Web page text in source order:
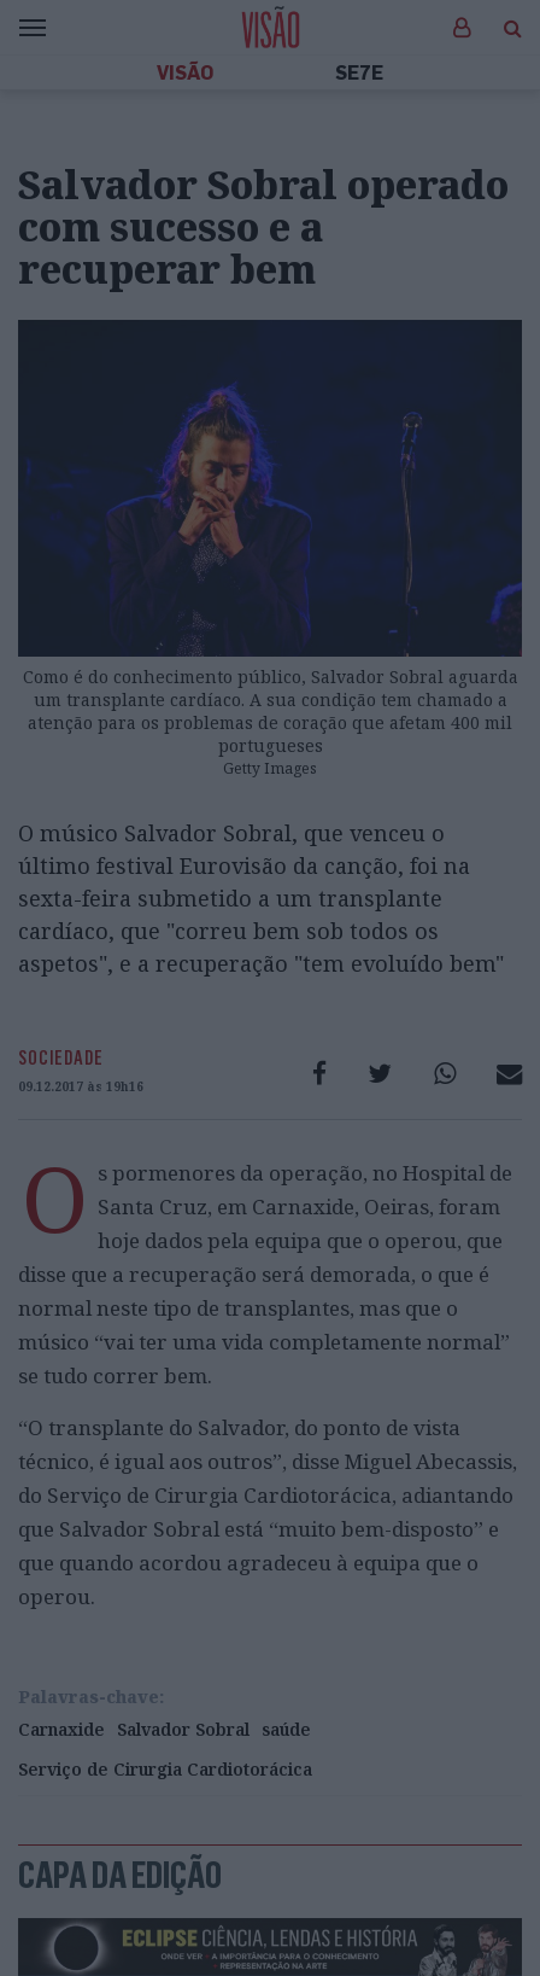
VISÃO SE7E
Salvador Sobral operado
com sucesso e a
recuperar bem
Como é do conhecimento público, Salvador Sobral aguarda
um transplante cardíaco. A sua condição tem chamado a
atenção para os problemas de coração que afetam 400 mil
portugueses
Getty Images
O músico Salvador Sobral, que venceu o
último festival Eurovisão da canção, foi na
sexta-feira submetido a um transplante
cardíaco, que "correu bem sob todos os
aspetos", e a recuperação "tem evoluído bem"
SOCIEDADE
09.12.2017 às 19h16
O s pormenores da operação, no Hospital de
Santa Cruz, em Carnaxide, Oeiras, foram
hoje dados pela equipa que o operou, que
disse que a recuperação será demorada, o que é
normal neste tipo de transplantes, mas que o
músico “vai ter uma vida completamente normal”
se tudo correr bem.
“O transplante do Salvador, do ponto de vista
técnico, é igual aos outros”, disse Miguel Abecassis,
do Serviço de Cirurgia Cardiotorácica, adiantando
que Salvador Sobral está “muito bem-disposto” e
que quando acordou agradeceu à equipa que o
operou.
Palavras-chave:
Carnaxide
Salvador Sobral
saúde
Serviço de Cirurgia Cardiotorácica
CAPA DA EDIÇÃO